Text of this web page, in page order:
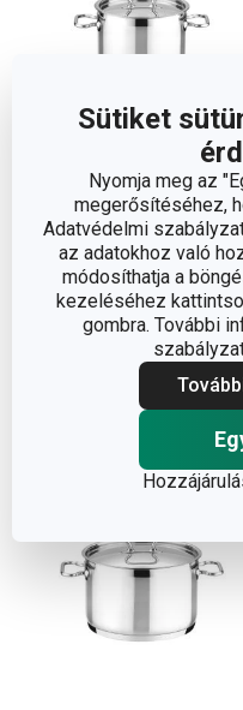
Sütiket
Nyomja meg az
megerősítéséhez,
Adatvédelmi
az adatokhoz való
módosíthatja a
kezeléséhez
gombra. További
Ingyen szállítás
HOME PROFI fazék
fedővel ø 18 cm, 3,0 l
21 900 Ft
Elérhető a webáruházban
10 márkaboltban elérhető